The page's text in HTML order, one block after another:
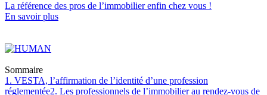
La référence des pros de l’immobilierenfin chez vous !
En savoir plus
Sommaire
1. VESTA, l’affirmation de l’identité d’une profession
réglementée2. Les professionnels de l’immobilier au rendez-vous de